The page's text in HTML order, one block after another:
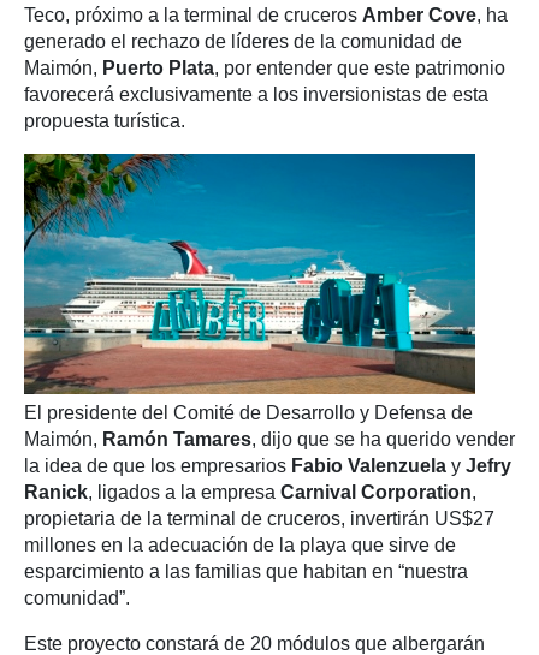
Teco, próximo a la terminal de cruceros Amber Cove, ha
generado el rechazo de líderes de la comunidad de
Maimón, Puerto Plata, por entender que este patrimonio
favorecerá exclusivamente a los inversionistas de esta
propuesta turística.
El presidente del Comité de Desarrollo y Defensa de
Maimón, Ramón Tamares, dijo que se ha querido vender
la idea de que los empresarios Fabio Valenzuela y Jefry
Ranick, ligados a la empresa Carnival Corporation,
propietaria de la terminal de cruceros, invertirán US$27
millones en la adecuación de la playa que sirve de
esparcimiento a las familias que habitan en “nuestra
comunidad”.
Este proyecto constará de 20 módulos que albergarán